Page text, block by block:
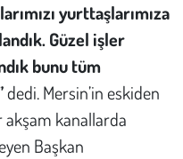
yurttaşlarımıza
Güzel işler
bunu tüm
dedi. Mersin’in eskiden
akşam kanallarda
Başkan